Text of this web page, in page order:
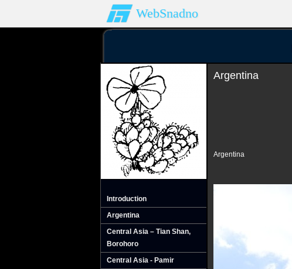
WebSnadno
Introduction
Argentina
Central Asia – Tian Shan‚
Borohoro
Central Asia - Pamir
Argentina
Argentina